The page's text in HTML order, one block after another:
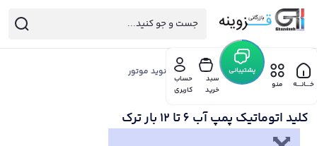
خـــانـــه منو
پشتیبانی
سبد
خرید
حساب
کاربری
خانه پمپ آب و فلاش تانک/پمپ ایران نوید موتور
/ کلید اتوماتیک پمپ آب 6 تا 12 بار ترک
کلید اتوماتیک پمپ آب 6 تا 12 بار ترک